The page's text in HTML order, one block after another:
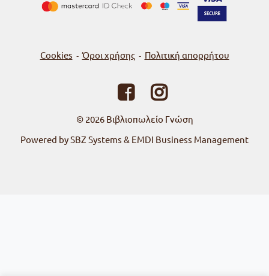
Cookies - Όροι χρήσης - Πολιτική απορρήτου
© 2026 Βιβλιοπωλείο Γνώση
Powered by SBZ Systems & EMDI Business Management